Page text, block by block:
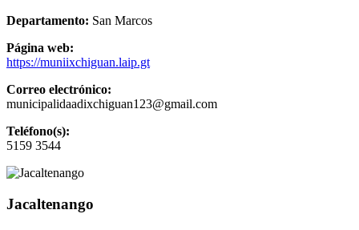
Departamento: San Marcos
Página web:
https://muniixchiguan.laip.gt
Correo electrónico:
municipalidaadixchiguan123@gmail.com
Teléfono(s):
5159 3544
Jacaltenango